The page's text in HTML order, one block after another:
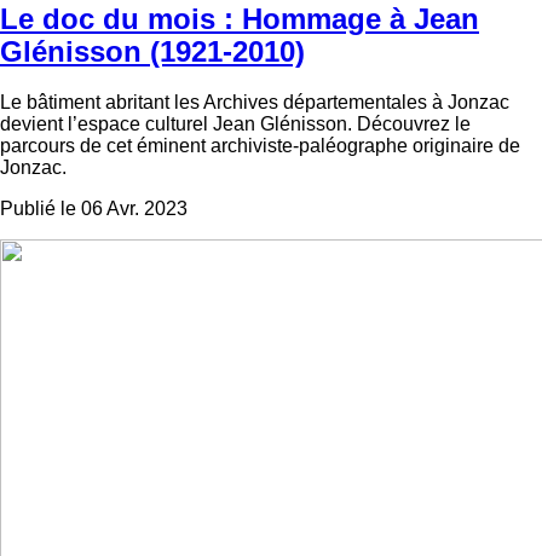
Le doc du mois : Hommage à Jean
Glénisson (1921-2010)
Le bâtiment abritant les Archives départementales à Jonzac
devient l’espace culturel Jean Glénisson. Découvrez le
parcours de cet éminent archiviste-paléographe originaire de
Jonzac.
Publié le 06 Avr. 2023